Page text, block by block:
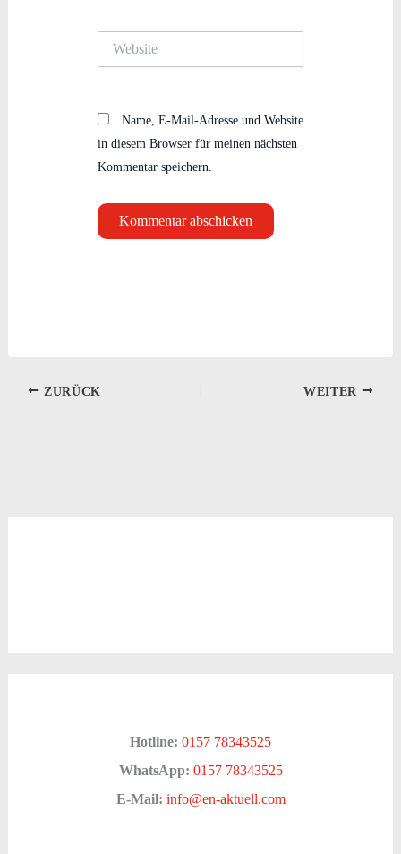
Name, E-Mail-Adresse und Website
in diesem Browser für meinen nächsten
Kommentar speichern.
ZURÜCK WEITER
Hotline: 0157 78343525
WhatsApp: 0157 78343525
E-Mail: info@en-aktuell.com